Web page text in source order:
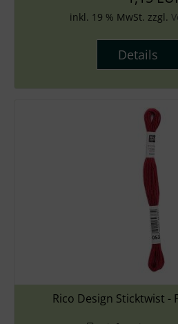
inkl. 19 % MwSt. zzgl.
Details
Rico Design Sticktwist -